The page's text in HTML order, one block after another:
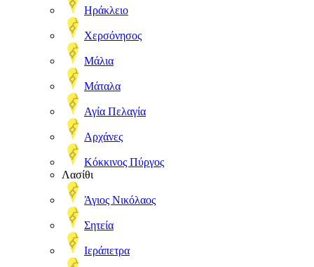
Ηράκλειο
Χερσόνησος
Μάλια
Μάταλα
Αγία Πελαγία
Αρχάνες
Κόκκινος Πύργος
Λασίθι
Άγιος Νικόλαος
Σητεία
Ιεράπετρα